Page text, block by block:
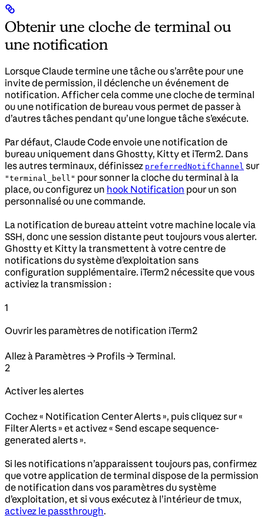
Obtenir une cloche de terminal ou
une notification
Lorsque Claude termine une tâche ou s’arrête pour une
invite de permission, il déclenche un événement de
notification. Afficher cela comme une cloche de terminal
ou une notification de bureau vous permet de passer à
d’autres tâches pendant qu’une longue tâche s’exécute.
Par défaut, Claude Code envoie une notification de
bureau uniquement dans Ghostty, Kitty et iTerm2. Dans
les autres terminaux, définissez preferredNotifChannel sur
"terminal_bell" pour sonner la cloche du terminal à la
place, ou configurez un hook Notification pour un son
personnalisé ou une commande.
La notification de bureau atteint votre machine locale via
SSH, donc une session distante peut toujours vous alerter.
Ghostty et Kitty la transmettent à votre centre de
notifications du système d’exploitation sans
configuration supplémentaire. iTerm2 nécessite que vous
activiez la transmission :
1
Ouvrir les paramètres de notification iTerm2
Allez à Paramètres → Profils → Terminal.
2
Activer les alertes
Cochez « Notification Center Alerts », puis cliquez sur «
Filter Alerts » et activez « Send escape sequence-
generated alerts ».
Si les notifications n’apparaissent toujours pas, confirmez
que votre application de terminal dispose de la permission
de notification dans vos paramètres du système
d’exploitation, et si vous exécutez à l’intérieur de tmux,
activez le passthrough.